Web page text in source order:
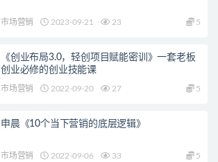
市场营销 2023-09-21 23 5
《创业布局3.0，轻创项目赋能密训》一套老板
创业必修的创业技能课
市场营销 2022-09-20 27 5
申晨《10个当下营销的底层逻辑》
市场营销 2022-09-06 33 5